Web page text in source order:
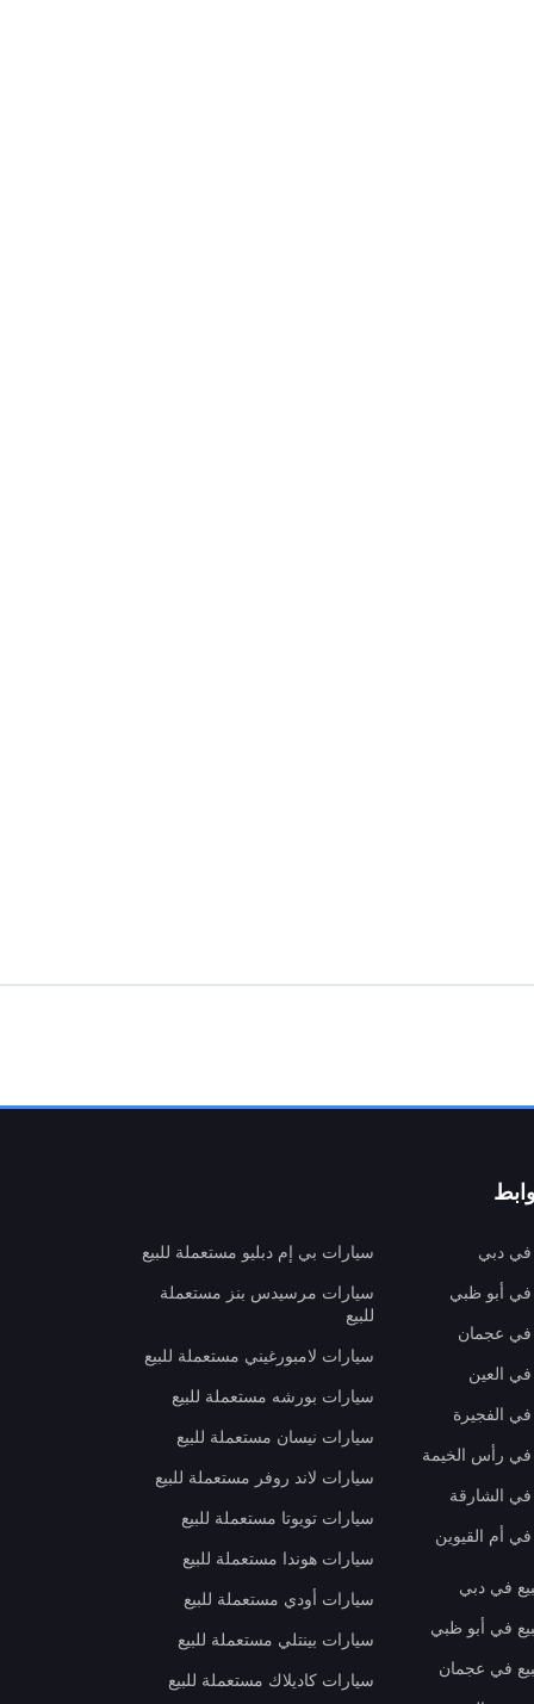
في دبي
في أبو ظبي
في عجمان
في العين
في الفجيرة
في رأس الخيمة
في الشارقة
في أم القيوين
في دبي
في أبو ظبي
في عجمان
سيارات بي إم دبليو مستعملة للبيع
سيارات مرسيدس بنز مستعملة
للبيع
سيارات لامبورغيني مستعملة للبيع
سيارات بورشه مستعملة للبيع
سيارات نيسان مستعملة للبيع
سيارات لاند روفر مستعملة للبيع
سيارات تويوتا مستعملة للبيع
سيارات هوندا مستعملة للبيع
سيارات أودي مستعملة للبيع
سيارات بينتلي مستعملة للبيع
سيارات كاديلاك مستعملة للبيع